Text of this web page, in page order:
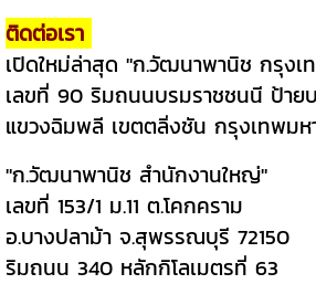
ติดต่อเรา
เปิดใหม่ล่าสุด "ก.วัฒนาพานิช
เลขที่ 90 ริมถนนบรมราชชนนี ป้าย
แขวงฉิมพลี เขตตลิ่งชัน กรุงเทพมห
"ก.วัฒนาพานิช สำนักงานใหญ่"
เลขที่ 153/1 ม.11 ต.โคก
อ.บางปลาม้า จ.สุพรรณบุรี 72150
ริมถนน 340 หลักกิโลเมตรที่ 63